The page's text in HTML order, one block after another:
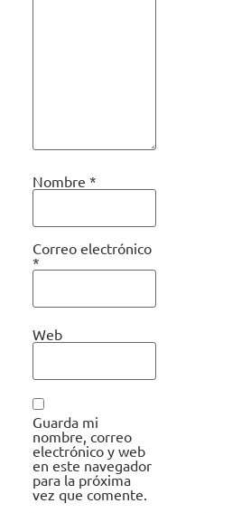
Nombre *
Correo electrónico
*
Web
Guarda mi
nombre, correo
electrónico y web
en este navegador
para la próxima
vez que comente.